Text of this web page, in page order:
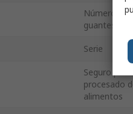
Número de
guantes
Serie
Seguro para
procesado
alimentos